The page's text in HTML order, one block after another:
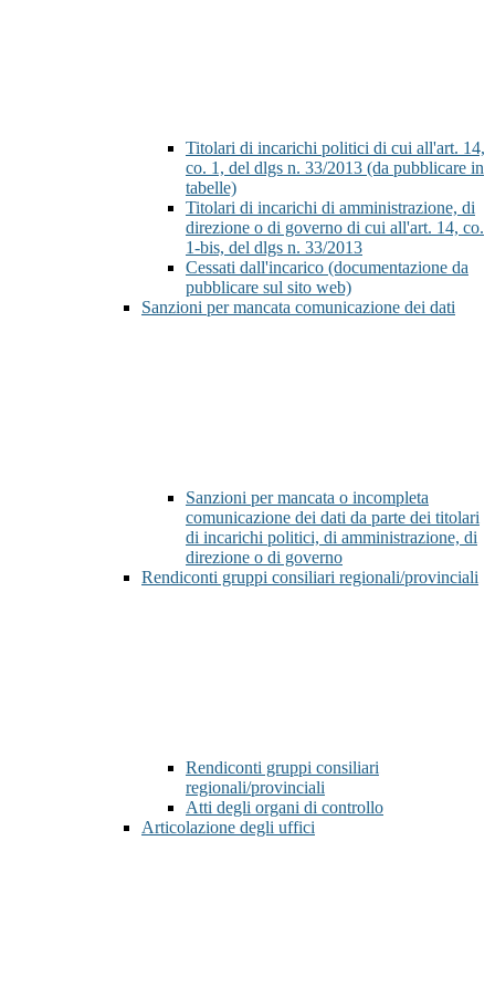
Titolari di incarichi politici di cui all'art. 14,
co. 1, del dlgs n. 33/2013 (da pubblicare in
tabelle)
Titolari di incarichi di amministrazione, di
direzione o di governo di cui all'art. 14, co.
1-bis, del dlgs n. 33/2013
Cessati dall'incarico (documentazione da
pubblicare sul sito web)
Sanzioni per mancata comunicazione dei dati
Sanzioni per mancata o incompleta
comunicazione dei dati da parte dei titolari
di incarichi politici, di amministrazione, di
direzione o di governo
Rendiconti gruppi consiliari regionali/provinciali
Rendiconti gruppi consiliari
regionali/provinciali
Atti degli organi di controllo
Articolazione degli uffici